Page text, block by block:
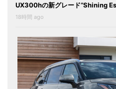
UX300hの新グレード“Shining
18時間 ago